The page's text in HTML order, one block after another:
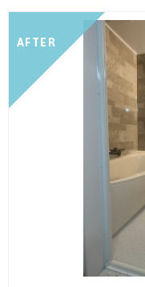
AFTER